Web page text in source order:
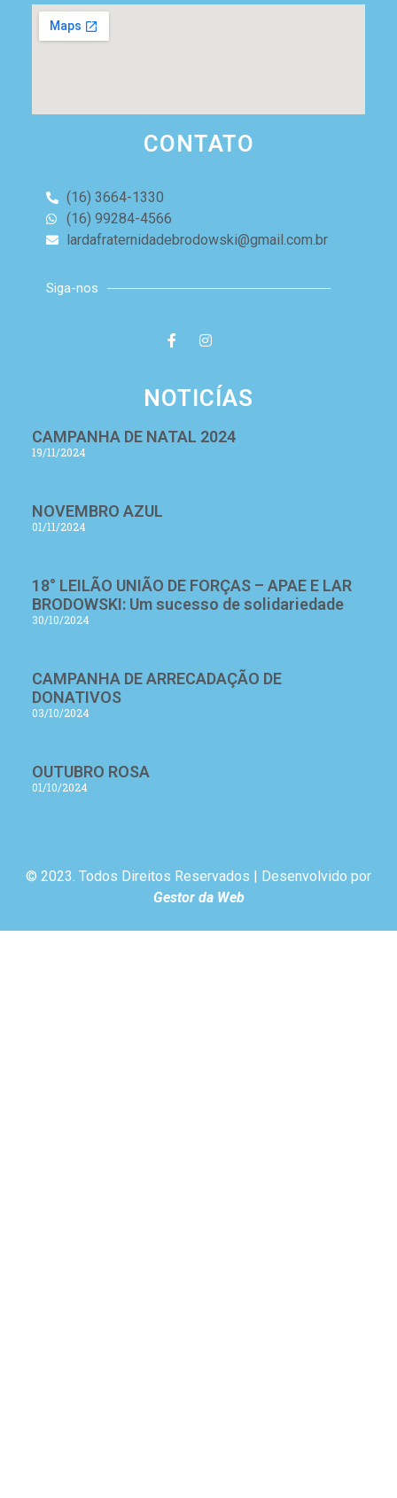
CONTATO
(16) 3664-1330
(16) 99284-4566
lardafraternidadebrodowski@gmail.com.br
Siga-nos
NOTICÍAS
CAMPANHA DE NATAL 2024
19/11/2024
NOVEMBRO AZUL
01/11/2024
18° LEILÃO UNIÃO DE FORÇAS – APAE E LAR
BRODOWSKI: Um sucesso de solidariedade
30/10/2024
CAMPANHA DE ARRECADAÇÃO DE
DONATIVOS
03/10/2024
OUTUBRO ROSA
01/10/2024
© 2023. Todos Direitos Reservados | Desenvolvido por
Gestor da Web